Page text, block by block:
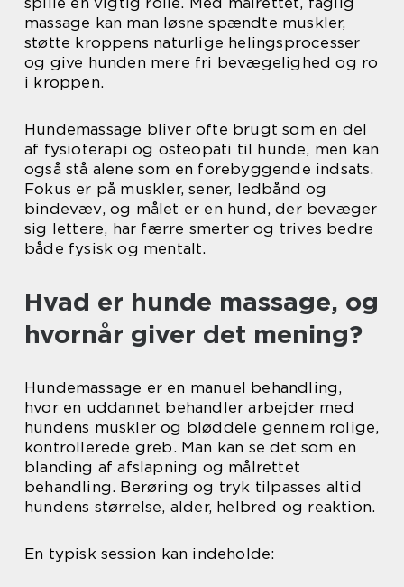
massage kan man løsne spændte muskler,
støtte kroppens naturlige helingsprocesser
og give hunden mere fri bevægelighed og ro
i kroppen.
Hundemassage bliver ofte brugt som en del
af fysioterapi og osteopati til hunde, men kan
også stå alene som en forebyggende indsats.
Fokus er på muskler, sener, ledbånd og
bindevæv, og målet er en hund, der bevæger
sig lettere, har færre smerter og trives bedre
både fysisk og mentalt.
Hvad er hunde massage, og
hvornår giver det mening?
Hundemassage er en manuel behandling,
hvor en uddannet behandler arbejder med
hundens muskler og bløddele gennem rolige,
kontrollerede greb. Man kan se det som en
blanding af afslapning og målrettet
behandling. Berøring og tryk tilpasses altid
hundens størrelse, alder, helbred og reaktion.
En typisk session kan indeholde: